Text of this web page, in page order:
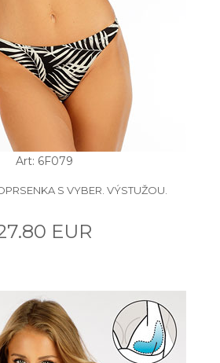
Art: 6F079
S VYBER. VÝSTUŽOU.
EUR